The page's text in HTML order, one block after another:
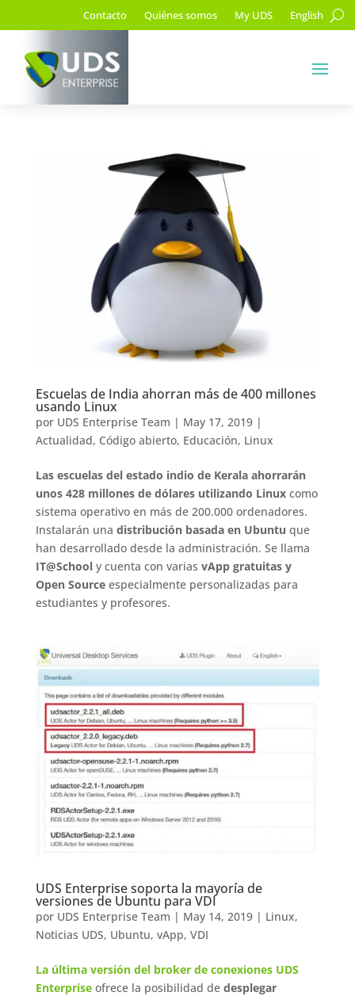
Contacto Quiénes somos My UDS English
Escuelas de India ahorran más de 400 millones
usando Linux
por UDS Enterprise Team | May 17, 2019|
Actualidad, Código abierto, Educación, Linux
Las escuelas del estado indio de Kerala ahorrarán
unos 428 millones de dólares utilizando Linuxcomo
sistema operativo en más de 200.000 ordenadores.
Instalarán una distribución basada en Ubuntu que
han desarrollado desde la administración. Se llama
IT@Schooly cuenta con varias vApp gratuitas y
Open Sourceespecialmente personalizadas para
estudiantes y profesores.
UDS Enterprise soporta la mayoría de
versiones de Ubuntu para VDI
por UDS Enterprise Team | May 14, 2019| Linux,
Noticias UDS, Ubuntu, vApp, VDI
La última versión del broker de conexiones UDS
Enterpriseofrece la posibilidad de desplegar